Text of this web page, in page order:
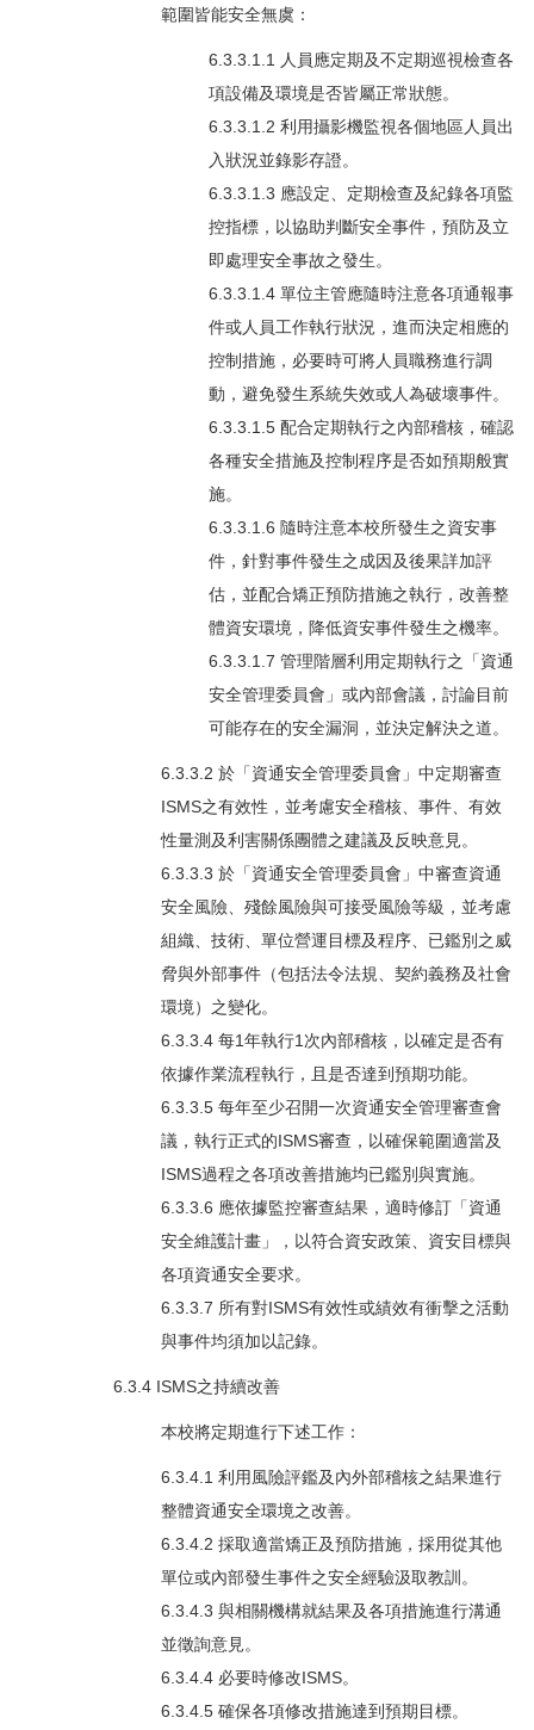
範圍皆能安全無虞：
6.3.3.1.1 人員應定期及不定期巡視檢查各
項設備及環境是否皆屬正常狀態。
6.3.3.1.2 利用攝影機監視各個地區人員出
入狀況並錄影存證。
6.3.3.1.3 應設定、定期檢查及紀錄各項監
控指標，以協助判斷安全事件，預防及立
即處理安全事故之發生。
6.3.3.1.4 單位主管應隨時注意各項通報事
件或人員工作執行狀況，進而決定相應的
控制措施，必要時可將人員職務進行調
動，避免發生系統失效或人為破壞事件。
6.3.3.1.5 配合定期執行之內部稽核，確認
各種安全措施及控制程序是否如預期般實
施。
6.3.3.1.6 隨時注意本校所發生之資安事
件，針對事件發生之成因及後果詳加評
估，並配合矯正預防措施之執行，改善整
體資安環境，降低資安事件發生之機率。
6.3.3.1.7 管理階層利用定期執行之「資通
安全管理委員會」或內部會議，討論目前
可能存在的安全漏洞，並決定解決之道。
6.3.3.2 於「資通安全管理委員會」中定期審查
ISMS之有效性，並考慮安全稽核、事件、有效
性量測及利害關係團體之建議及反映意見。
6.3.3.3 於「資通安全管理委員會」中審查資通
安全風險、殘餘風險與可接受風險等級，並考慮
組織、技術、單位營運目標及程序、已鑑別之威
脅與外部事件（包括法令法規、契約義務及社會
環境）之變化。
6.3.3.4 每1年執行1次內部稽核，以確定是否有
依據作業流程執行，且是否達到預期功能。
6.3.3.5 每年至少召開一次資通安全管理審查會
議，執行正式的ISMS審查，以確保範圍適當及
ISMS過程之各項改善措施均已鑑別與實施。
6.3.3.6 應依據監控審查結果，適時修訂「資通
安全維護計畫」，以符合資安政策、資安目標與
各項資通安全要求。
6.3.3.7 所有對ISMS有效性或績效有衝擊之活動
與事件均須加以記錄。
6.3.4 ISMS之持續改善
本校將定期進行下述工作：
6.3.4.1 利用風險評鑑及內外部稽核之結果進行
整體資通安全環境之改善。
6.3.4.2 採取適當矯正及預防措施，採用從其他
單位或內部發生事件之安全經驗汲取教訓。
6.3.4.3 與相關機構就結果及各項措施進行溝通
並徵詢意見。
6.3.4.4 必要時修改ISMS。
6.3.4.5 確保各項修改措施達到預期目標。